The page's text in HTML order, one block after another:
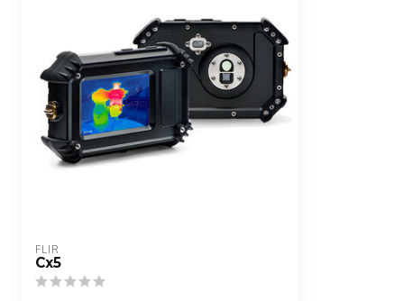
FLIR
Cx5